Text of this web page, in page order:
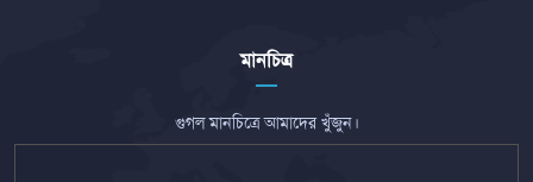
মানচিত্র
গুগল মানচিত্রে আমাদের খুঁজুন।